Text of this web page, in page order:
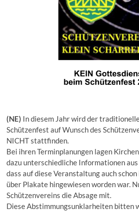
(NE) In diesem Jahr wird der
Schützenfest auf Wunsch des
NICHT stattfinden.
Bei ihren Terminplanungen lagen
dazu unterschiedliche Informationen
dass auf diese Veranstaltung auch schon
über Plakate hingewiesen worden war.
Schützenvereins die Absage mit.
Diese Abstimmungsunklarheiten bitten